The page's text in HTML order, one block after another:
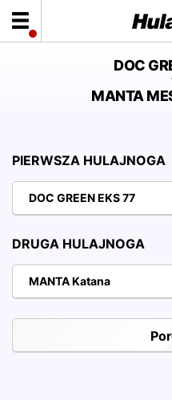
DOC
MANTA
PIERWSZA HULAJNOGA
DOC GREEN EKS 77
DRUGA HULAJNOGA
MANTA Katana